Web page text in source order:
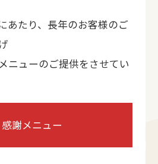
あたり、長年のお客様のご
ニューのご提供をさせてい
感謝メニュー